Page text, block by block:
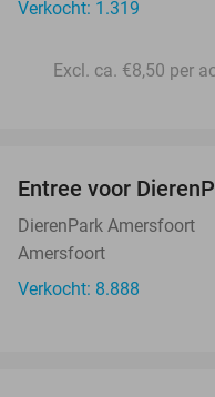
Verkocht: 1.319
Excl. ca. €8,50 per
Entree voor
DierenPark Amersfoort
Amersfoort
Verkocht: 8.888